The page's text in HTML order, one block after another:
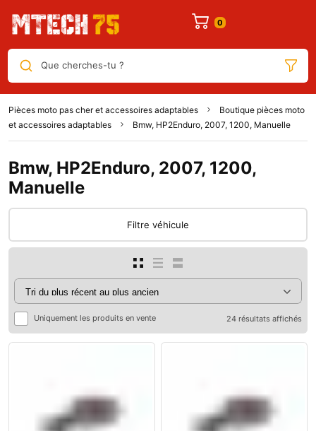
Que cherches-tu ?
Pièces moto pas cher et accessoires adaptables
Boutique pièces moto
et accessoires adaptables
Bmw, HP2Enduro, 2007, 1200, Manuelle
Bmw, HP2Enduro, 2007, 1200,
Manuelle
Filtre véhicule
Uniquement les produits en vente 24 résultats affichés